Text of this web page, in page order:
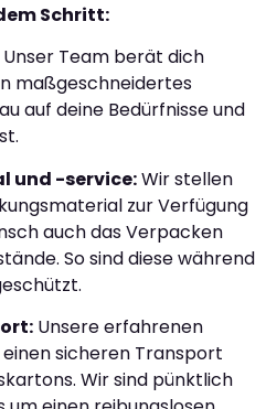
Schritt:
Unser Team berät dich
maßgeschneidertes
auf deine Bedürfnisse und
und -service:Wir stellen
zur Verfügung
auch das Verpacken
So sind diese während
Unsere erfahrenen
sicheren Transport
Wir sind pünktlich